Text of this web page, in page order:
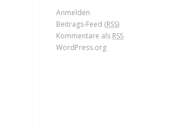
Anmelden
Beitrags-Feed (RSS)
Kommentare als RSS
WordPress.org